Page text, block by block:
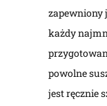
zapewniony
każdy
powolne
jest ręcznie